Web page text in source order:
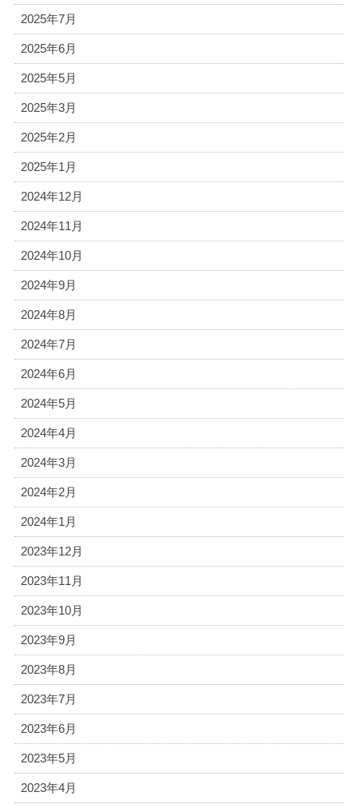
2025年7月
2025年6月
2025年5月
2025年3月
2025年2月
2025年1月
2024年12月
2024年11月
2024年10月
2024年9月
2024年8月
2024年7月
2024年6月
2024年5月
2024年4月
2024年3月
2024年2月
2024年1月
2023年12月
2023年11月
2023年10月
2023年9月
2023年8月
2023年7月
2023年6月
2023年5月
2023年4月